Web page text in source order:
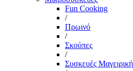
Fun Cooking
/
Πρωινό
/
Σκούπες
/
Συσκευές